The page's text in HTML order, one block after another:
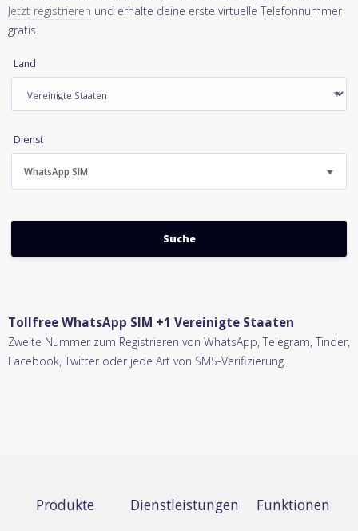
Jetzt registrieren und erhalte deine erste virtuelle Telefonnummer
gratis.
Land
Dienst
WhatsApp SIM
Tollfree WhatsApp SIM +1 Vereinigte Staaten
Zweite Nummer zum Registrieren von WhatsApp, Telegram, Tinder,
Facebook, Twitter oder jede Art von SMS-Verifizierung.
Produkte Dienstleistungen Funktionen